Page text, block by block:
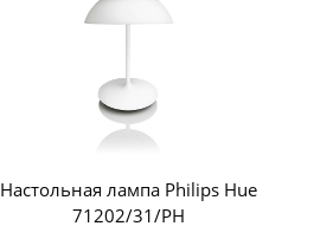
Настольная лампа Philips Hue
71202/31/PH